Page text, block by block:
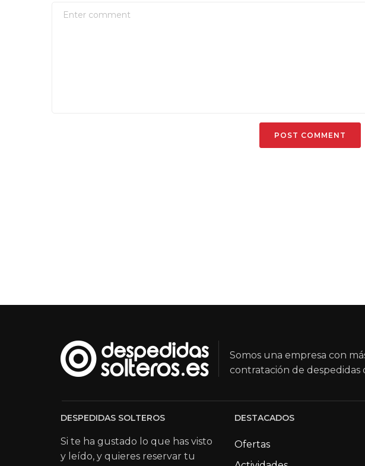
Somos una empresa con
contratación de despedidas
DESPEDIDAS SOLTEROS
Si te ha gustado lo que has visto
y leído, y quieres reservar tu
DESTACADOS
Ofertas